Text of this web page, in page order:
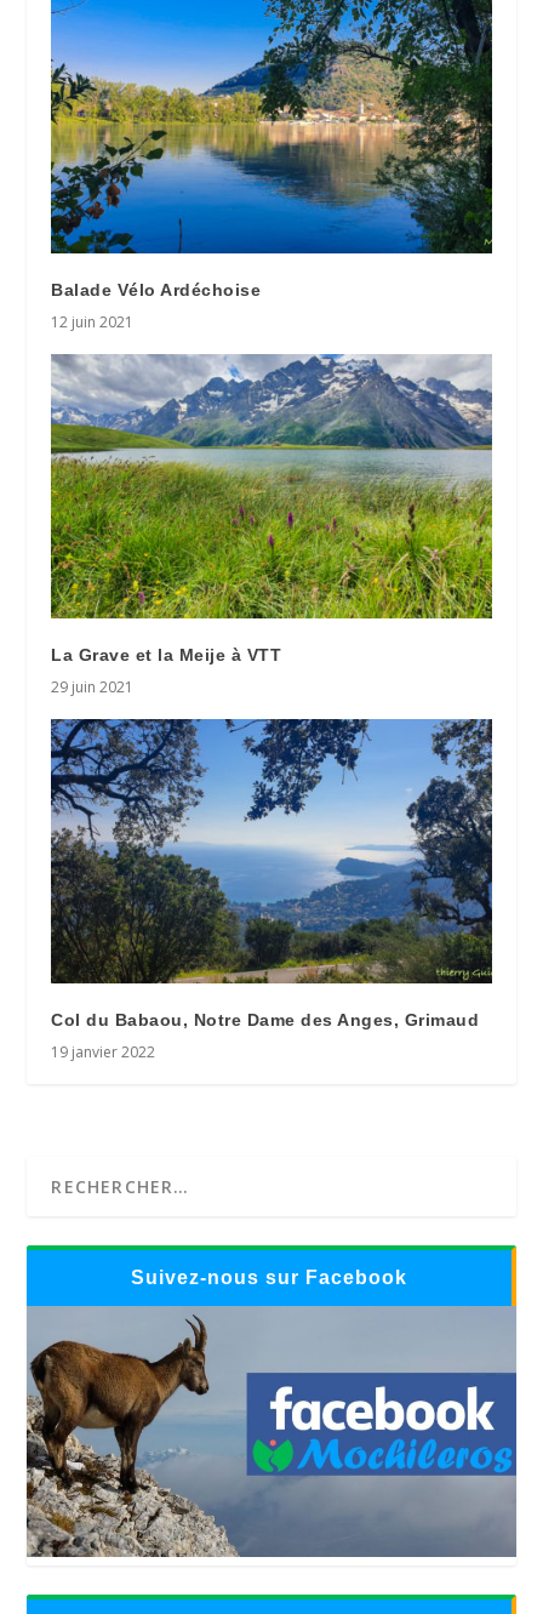
Balade Vélo Ardéchoise
12 juin 2021
La Grave et la Meije à VTT
29 juin 2021
Col du Babaou, Notre Dame des Anges, Grimaud
19 janvier 2022
Suivez-nous sur Facebook